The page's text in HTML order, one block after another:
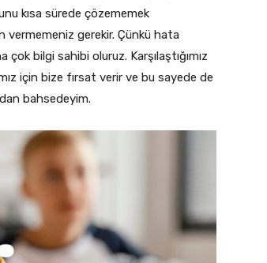
kısa sürede çözememek
gerekir. Çünkü hata
çok bilgi sahibi oluruz. Karşılaştığımız
için bize fırsat verir ve bu sayede de
bahsedeyim.